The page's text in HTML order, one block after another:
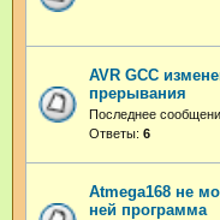
AVR GCC
прерывания
Последнее
Ответы: 6
Atmega168 не
ней программа